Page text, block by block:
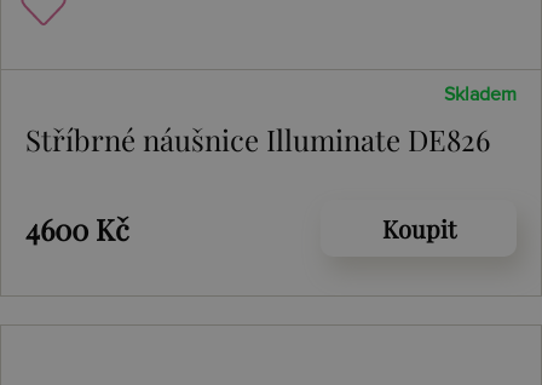
Skladem
Stříbrné náušnice Illuminate DE826
4600 Kč Koupit